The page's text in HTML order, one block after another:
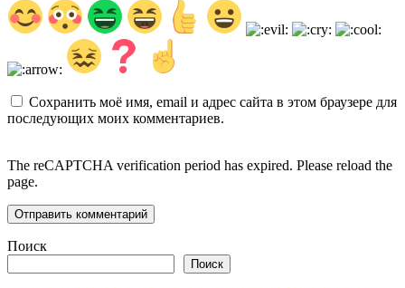
Сохранить моё имя, email и адрес сайта в этом браузере для
последующих моих комментариев.
The reCAPTCHA verification period has expired. Please reload the
page.
Поиск
Поиск